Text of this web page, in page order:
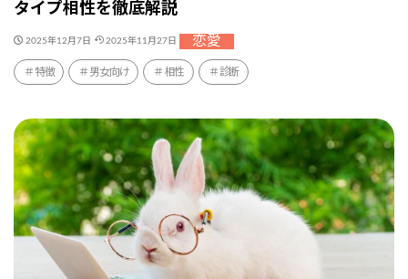
タイプ相性を徹底解説
2025年12月7日 2025年11月27日 恋愛
特徴 男女向け 相性 診断